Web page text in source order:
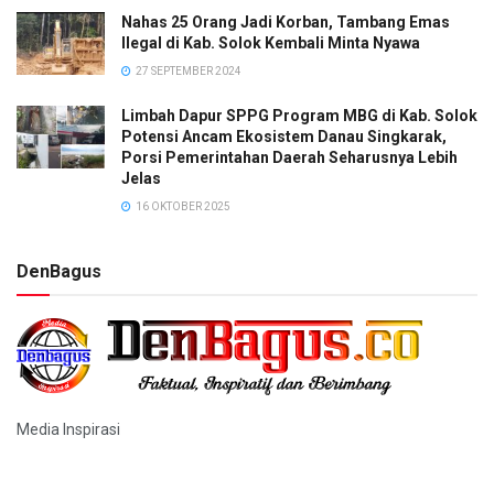
Nahas 25 Orang Jadi Korban, Tambang Emas
Ilegal di Kab. Solok Kembali Minta Nyawa
27 SEPTEMBER 2024
Limbah Dapur SPPG Program MBG di Kab. Solok
Potensi Ancam Ekosistem Danau Singkarak,
Porsi Pemerintahan Daerah Seharusnya Lebih
Jelas
16 OKTOBER 2025
DenBagus
Media Inspirasi